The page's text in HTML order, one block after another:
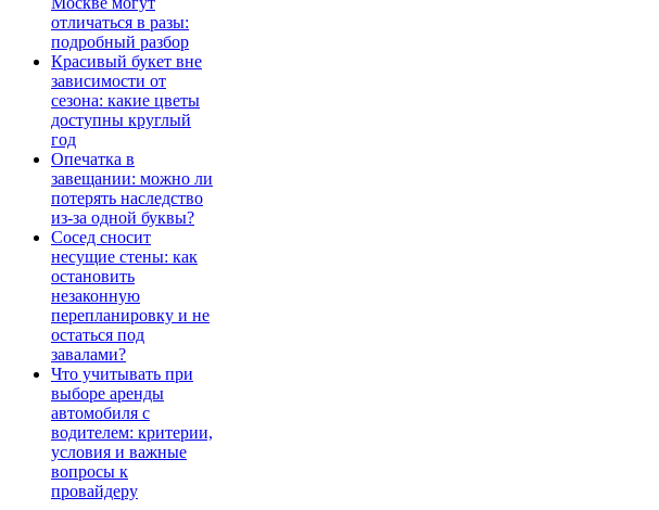
отличаться в разы:
подробный разбор
Красивый букет вне
зависимости от
сезона: какие цветы
доступны круглый
год
Опечатка в
завещании: можно ли
потерять наследство
из-за одной буквы?
Сосед сносит
несущие стены: как
остановить
незаконную
перепланировку и не
остаться под
завалами?
Что учитывать при
выборе аренды
автомобиля с
водителем: критерии,
условия и важные
вопросы к
провайдеру